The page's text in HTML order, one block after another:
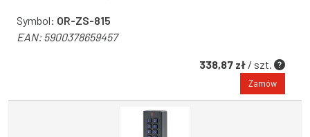
Symbol: OR-ZS-815
EAN:5900378659457
338,87 zł / szt.
Zamów